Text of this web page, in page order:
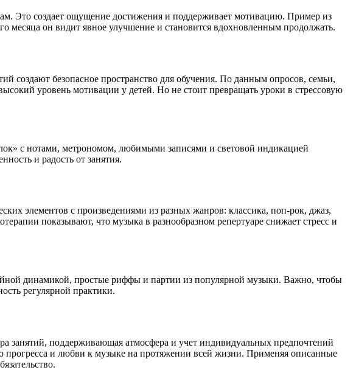
Это создает ощущение достижения и поддерживает мотивацию. Пример из
месяца он видит явное улучшение и становится вдохновленным продолжать.
создают безопасное пространство для обучения. По данным опросов, семьи,
уровень мотивации у детей. Но не стоит превращать уроки в стрессовую
с нотами, метрономом, любимыми записями и световой индикацией
и радость от занятия.
элементов с произведениями из разных жанров: классика, поп-рок, джаз,
показывают, что музыка в разнообразном репертуаре снижает стресс и
динамикой, простые риффы и партии из популярной музыки. Важно, чтобы
регулярной практики.
занятий, поддерживающая атмосфера и учет индивидуальных предпочтений
прогресса и любви к музыке на протяжении всей жизни. Применяя описанные